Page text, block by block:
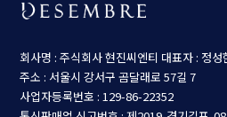
회사명 : 주식회사 현진씨엔티 대표자 : 정성
주소 : 서울시 강서구 곰달래로 57길 7
사업자등록번호 : 129-86-22352